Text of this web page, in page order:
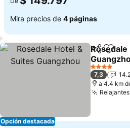
Mira precios de 4 páginas
Opción destacada
Compartir
Ver
4 Estrellas
7,3
a 4.4 km